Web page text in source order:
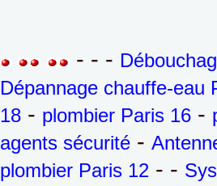
- - -
Dépannage chauffe-eau
18 - plombier Paris 16 -
agents sécurité -
plombier Paris 12 - -